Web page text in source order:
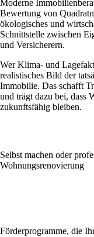
Moderne
Bewertung von
ökologisches und
Schnittstelle zwischen
und Versicherern.
Wer Klima- und
realistisches Bild der
Immobilie. Das schafft
und trägt dazu bei, dass
zukunftsfähig bleiben.
Selbst machen oder
Wohnungsrenovierung
Förderprogramme, die